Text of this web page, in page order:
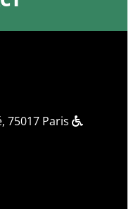
75017 Paris